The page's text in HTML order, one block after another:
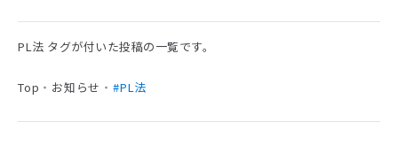
サービス
ハピワク・HR事業
PL法 タグが付いた投稿の一覧です。
Top ・ お知らせ ・#PL法